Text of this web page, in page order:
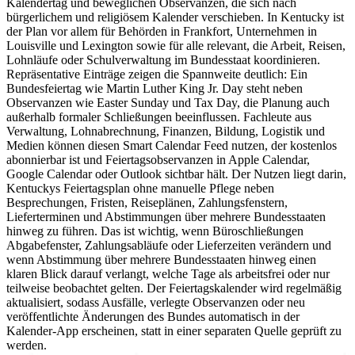
Kalendertag und beweglichen Observanzen, die sich nach
bürgerlichem und religiösem Kalender verschieben. In Kentucky ist
der Plan vor allem für Behörden in Frankfort, Unternehmen in
Louisville und Lexington sowie für alle relevant, die Arbeit, Reisen,
Lohnläufe oder Schulverwaltung im Bundesstaat koordinieren.
Repräsentative Einträge zeigen die Spannweite deutlich: Ein
Bundesfeiertag wie Martin Luther King Jr. Day steht neben
Observanzen wie Easter Sunday und Tax Day, die Planung auch
außerhalb formaler Schließungen beeinflussen. Fachleute aus
Verwaltung, Lohnabrechnung, Finanzen, Bildung, Logistik und
Medien können diesen Smart Calendar Feed nutzen, der kostenlos
abonnierbar ist und Feiertagsobservanzen in Apple Calendar,
Google Calendar oder Outlook sichtbar hält. Der Nutzen liegt darin,
Kentuckys Feiertagsplan ohne manuelle Pflege neben
Besprechungen, Fristen, Reiseplänen, Zahlungsfenstern,
Lieferterminen und Abstimmungen über mehrere Bundesstaaten
hinweg zu führen. Das ist wichtig, wenn Büroschließungen
Abgabefenster, Zahlungsabläufe oder Lieferzeiten verändern und
wenn Abstimmung über mehrere Bundesstaaten hinweg einen
klaren Blick darauf verlangt, welche Tage als arbeitsfrei oder nur
teilweise beobachtet gelten. Der Feiertagskalender wird regelmäßig
aktualisiert, sodass Ausfälle, verlegte Observanzen oder neu
veröffentlichte Änderungen des Bundes automatisch in der
Kalender-App erscheinen, statt in einer separaten Quelle geprüft zu
werden.